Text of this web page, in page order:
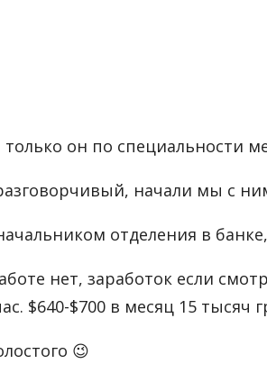
он по специальности
начали мы с
отделения в
нет, заработок если
$640-$700 в месяц 15 тысяч
😉